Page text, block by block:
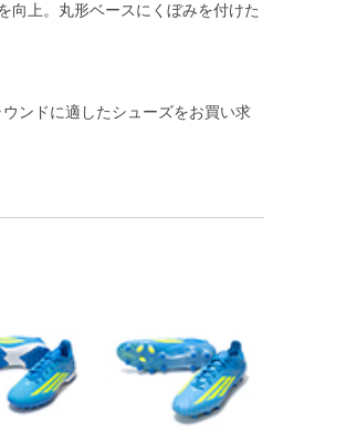
向上。丸形ベースにくぼみを付けた
ンドに適したシューズをお買い求